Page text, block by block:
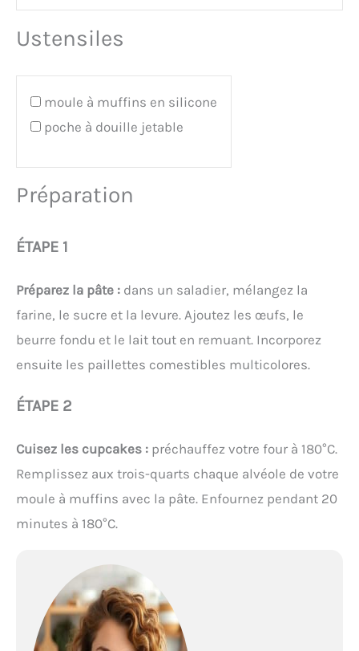
Ustensiles
moule à muffins en silicone
poche à douille jetable
Préparation
ÉTAPE 1
Préparez la pâte : dans un saladier, mélangez la
farine, le sucre et la levure. Ajoutez les œufs, le
beurre fondu et le lait tout en remuant. Incorporez
ensuite les paillettes comestibles multicolores.
ÉTAPE 2
Cuisez les cupcakes : préchauffez votre four à 180°C.
Remplissez aux trois-quarts chaque alvéole de votre
moule à muffins avec la pâte. Enfournez pendant 20
minutes à 180°C.